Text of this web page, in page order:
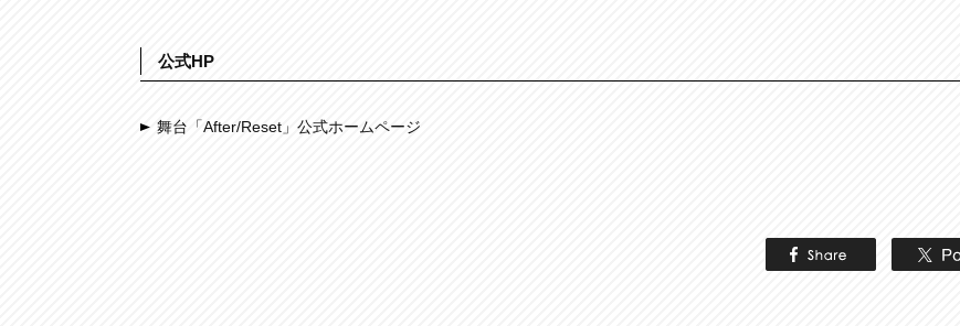
公式HP
舞台「After/Reset」公式ホームページ